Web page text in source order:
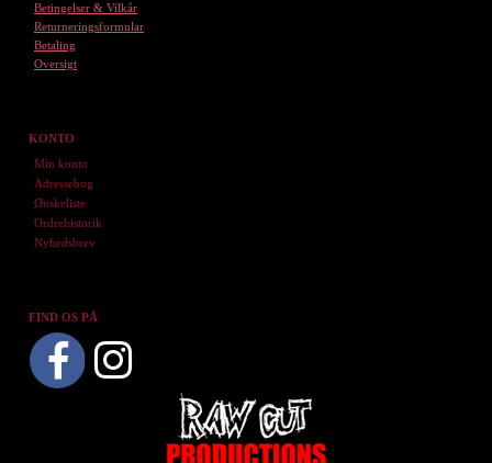
Betingelser & Vilkår
Returneringsformular
Betaling
Oversigt
KONTO
Min konto
Adressebog
Ønskeliste
Ordrehistorik
Nyhedsbrev
FIND OS PÅ